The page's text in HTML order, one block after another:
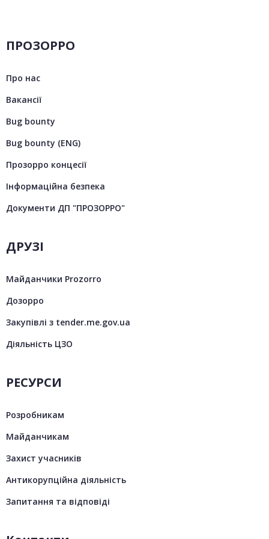
ПРОЗОРРО
Про нас
Вакансії
Bug bounty
Bug bounty (ENG)
Прозорро концесії
Інформаційна безпека
Документи ДП "ПРОЗОРРО"
ДРУЗІ
Майданчики Prozorro
Дозорро
Закупівлі з tender.me.gov.ua
Діяльність ЦЗО
РЕСУРСИ
Розробникам
Майданчикам
Захист учасників
Антикорупційна діяльність
Запитання та відповіді